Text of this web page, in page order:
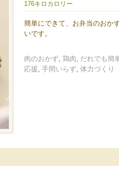
176キロカロリー
簡単にできて、お弁当のおか
いです。
肉のおかず 鶏肉 だれでも簡
応援 手間いらず 体力づくり